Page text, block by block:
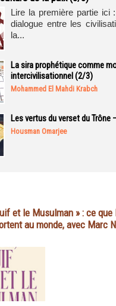
Lire la première partie ici
dialogue entre les
la...
La sira prophétique comme
intercivilisationnel (2/3)
Mohammed El Mahdi Krabch
Les vertus du verset du Trône
Housman Omarjee
et le Musulman » : ce
au monde, avec Marc